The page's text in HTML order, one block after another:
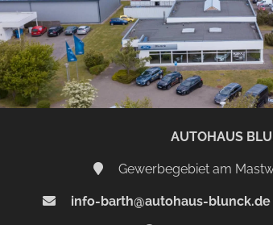
AUTOHAUS
Gewerbegebiet am
info-barth@autohaus-blunck.de